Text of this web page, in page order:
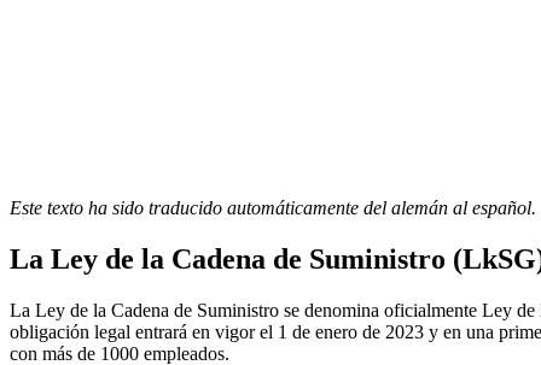
Este texto ha sido traducido automáticamente del alemán al español.
La Ley de la Cadena de Suministro
La Ley de la Cadena de Suministro se denomina oficialmente Ley
obligación legal entrará en vigor el 1 de enero de 2023 y en una
con más de 1000 empleados.